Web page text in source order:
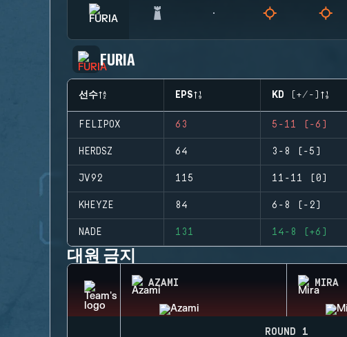
FURIA
선수 EPS KD (+/-)
FELIPOX 63 5-11 (-6)
HERDSZ 64 3-8 (-5)
JV92 115 11-11 (0)
KHEYZE 84 6-8 (-2)
NADE 131 14-8 (+6)
대원 금지
AZAMI MIRA
ROUND 1